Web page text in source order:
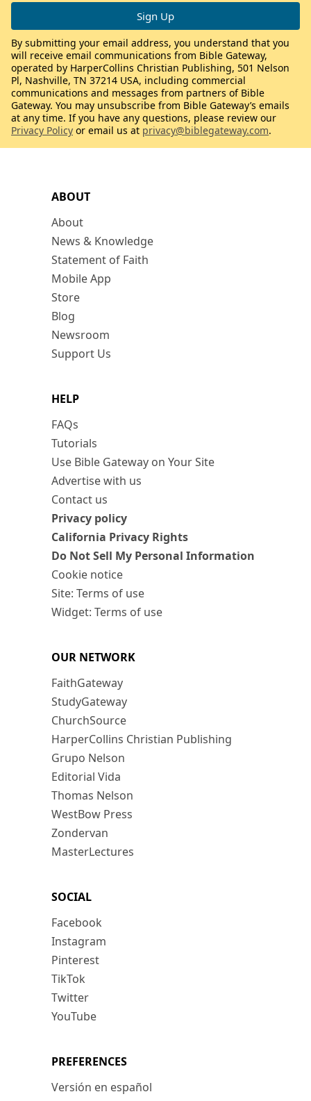
ABOUT
About
News & Knowledge
Statement of Faith
Mobile App
Store
Blog
Newsroom
Support Us
HELP
FAQs
Tutorials
Use Bible Gateway on Your Site
Advertise with us
Contact us
Privacy policy
California Privacy Rights
Do Not Sell My Personal Information
Cookie notice
Site: Terms of use
Widget: Terms of use
OUR NETWORK
FaithGateway
StudyGateway
ChurchSource
HarperCollins Christian Publishing
Grupo Nelson
Editorial Vida
Thomas Nelson
WestBow Press
Zondervan
MasterLectures
SOCIAL
Facebook
Instagram
Pinterest
TikTok
Twitter
YouTube
PREFERENCES
Versión en español
By submitting your email address, you understand that you
will receive email communications from Bible Gateway,
operated by HarperCollins Christian Publishing, 501 Nelson
Pl, Nashville, TN 37214 USA, including commercial
communications and messages from partners of Bible
Gateway. You may unsubscribe from Bible Gateway’s emails
at any time. If you have any questions, please review our
Privacy Policy or email us at privacy@biblegateway.com.